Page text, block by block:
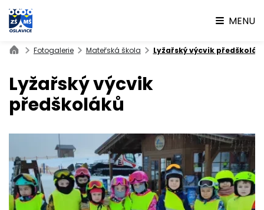
MENU
Fotogalerie Mateřská škola Lyžařský výcvik
Lyžařský výcvik
předškoláků